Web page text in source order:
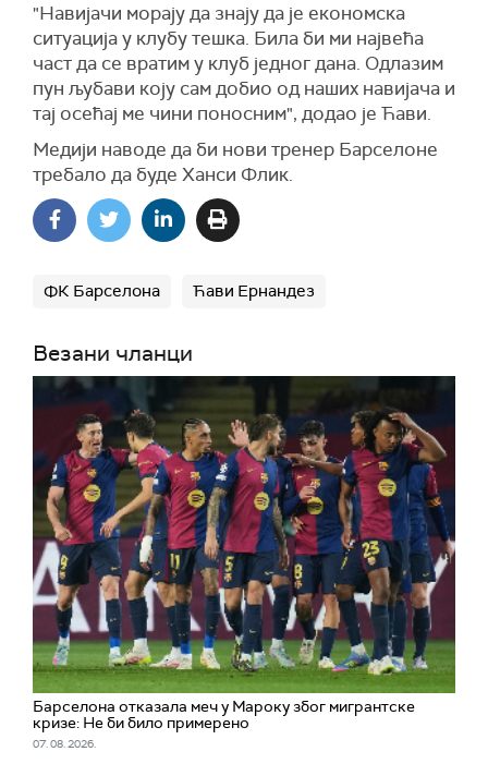
"Навијачи морају да знају да је економска
ситуација у клубу тешка. Била би ми највећа
част да се вратим у клуб једног дана. Одлазим
пун љубави коју сам добио од наших навијача и
тај осећај ме чини поносним", додао је Ћави.
Медији наводе да би нови тренер Барселоне
требало да буде Ханси Флик.
ФК Барселона Ћави Ернандез
Везани чланци
Барселона отказала меч у Мароку због мигрантске
кризе: Не би било примерено
07. 08. 2026.